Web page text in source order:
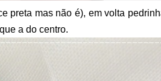
preta mas não é), em volta
a do centro.